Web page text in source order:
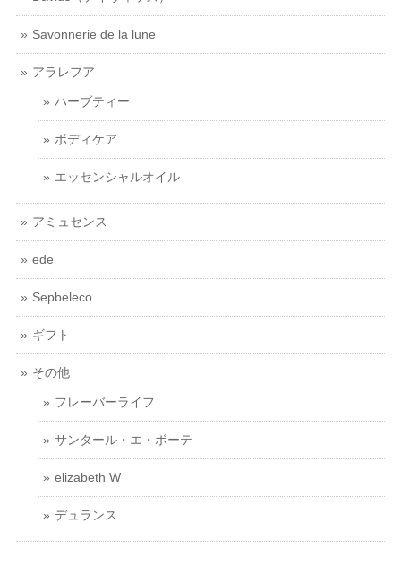
Savonnerie de la lune
アラレフア
ハーブティー
ボディケア
エッセンシャルオイル
アミュセンス
ede
Sepbeleco
ギフト
その他
フレーバーライフ
サンタール・エ・ボーテ
elizabeth W
デュランス